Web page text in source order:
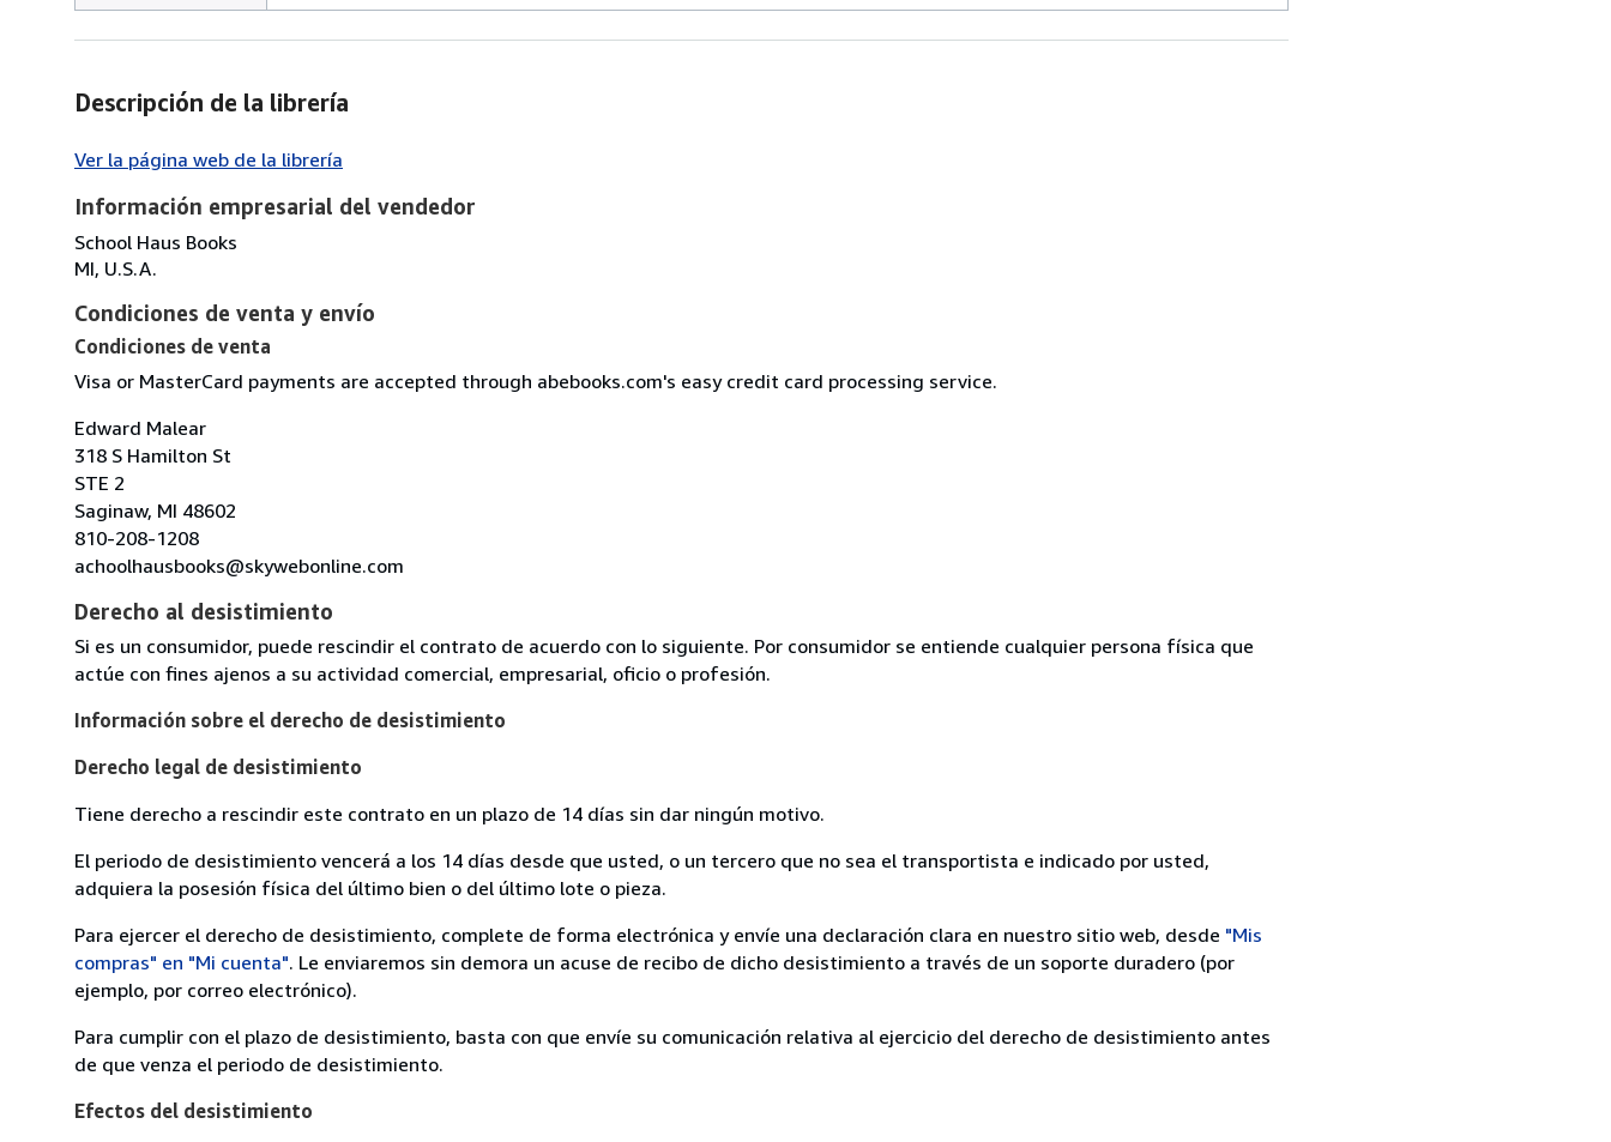
Descripción de la librería
Ver la página web de la librería
Información empresarial del vendedor
School Haus Books
MI, U.S.A.
Condiciones de venta y envío
Condiciones de venta
Visa or MasterCard payments are accepted through abebooks.com's easy credit card processing service.
Edward Malear
318 S Hamilton St
STE 2
Saginaw, MI 48602
810-208-1208
achoolhausbooks@skywebonline.com
Derecho al desistimiento
Si es un consumidor, puede rescindir el contrato de acuerdo con lo siguiente. Por consumidor se entiende cualquier persona física que
actúe con fines ajenos a su actividad comercial, empresarial, oficio o profesión.
Información sobre el derecho de desistimiento
Derecho legal de desistimiento
Tiene derecho a rescindir este contrato en un plazo de 14 días sin dar ningún motivo.
El periodo de desistimiento vencerá a los 14 días desde que usted, o un tercero que no sea el transportista e indicado por usted,
adquiera la posesión física del último bien o del último lote o pieza.
Para ejercer el derecho de desistimiento, complete de forma electrónica y envíe una declaración clara en nuestro sitio web, desde "Mis
compras" en "Mi cuenta". Le enviaremos sin demora un acuse de recibo de dicho desistimiento a través de un soporte duradero (por
ejemplo, por correo electrónico).
Para cumplir con el plazo de desistimiento, basta con que envíe su comunicación relativa al ejercicio del derecho de desistimiento antes
de que venza el periodo de desistimiento.
Efectos del desistimiento